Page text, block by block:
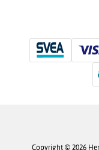
Copyright © 2026